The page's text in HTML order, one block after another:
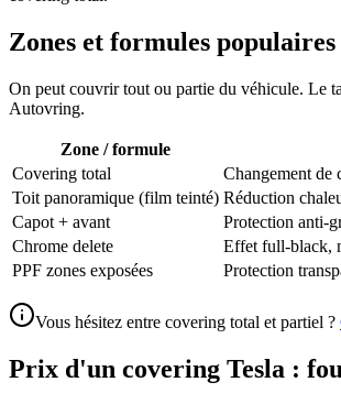
Zones et formules
On peut couvrir tout ou partie du véhicule. Le
Autovring.
Zone / formule
Covering total
Changement de
Toit panoramique (film teinté) Réduction
Capot + avant
Protection anti-
Chrome delete
Effet full-black,
PPF zones exposées
Protection
Vous hésitez entre covering total et partiel ?
Prix d'un covering Tesla :